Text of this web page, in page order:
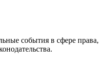
события в сфере права,